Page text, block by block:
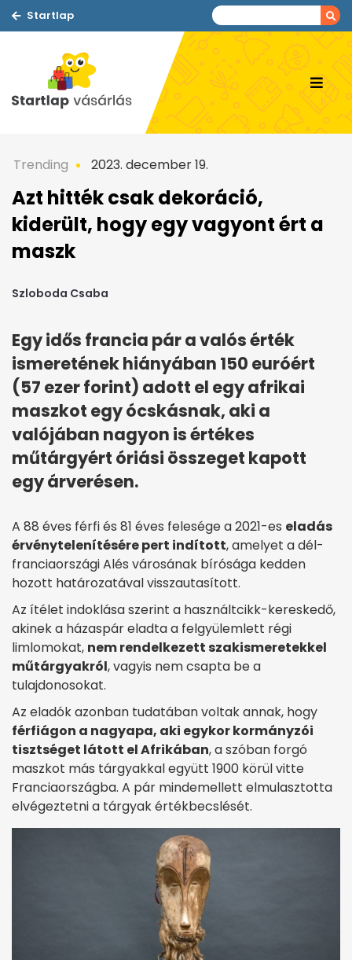
Startlap
Trending 2023. december 19.
Azt hitték csak dekoráció,
kiderült, hogy egy vagyont ért a
maszk
Szloboda Csaba
Egy idős francia pár a valós érték
ismeretének hiányában 150 euróért
(57 ezer forint) adott el egy afrikai
maszkot egy ócskásnak, aki a
valójában nagyon is értékes
műtárgyért óriási összeget kapott
egy árverésen.
A 88 éves férfi és 81 éves felesége a 2021-es eladás
érvénytelenítésére pert indított, amelyet a dél-
franciaországi Alés városának bírósága kedden
hozott határozatával visszautasított.
Az ítélet indoklása szerint a használtcikk-kereskedő,
akinek a házaspár eladta a felgyülemlett régi
limlomokat, nem rendelkezett szakismeretekkel
műtárgyakról, vagyis nem csapta be a
tulajdonosokat.
Az eladók azonban tudatában voltak annak, hogy
férfiágon a nagyapa, aki egykor kormányzói
tisztséget látott el Afrikában, a szóban forgó
maszkot más tárgyakkal együtt 1900 körül vitte
Franciaországba. A pár mindemellett elmulasztotta
elvégeztetni a tárgyak értékbecslését.